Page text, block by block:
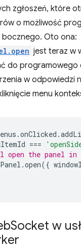
zgłoszeń, które
o możliwość
Oto ona:
jest teraz w
do programowego
w odpowiedzi
menu
.onClicked .
===
the panel in
.open({
Socket w